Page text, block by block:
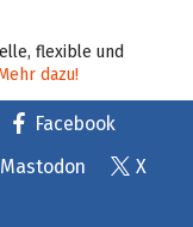
flexible und
dazu!
Facebook
Mastodon
X